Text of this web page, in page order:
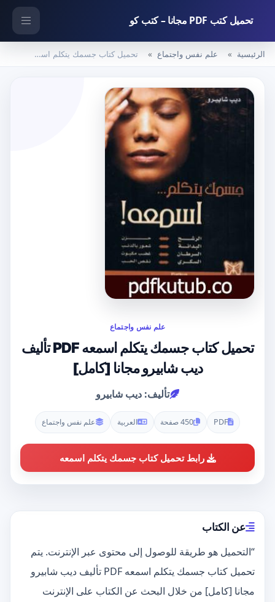
تحميل كتب PDF مجانا – كتب كو
الرئيسية علم نفس واجتماع تحميل كتاب جسمك يتكلم اسمعه PDF تأليف ديب شابيرو مجانا [كامل]
علم نفس واجتماع
تحميل كتاب جسمك يتكلم اسمعه PDF تأليف
ديب شابيرو مجانا [كامل]
تأليف: ديب شابيرو
PDF 450 صفحة العربية علم نفس واجتماع
رابط تحميل كتاب جسمك يتكلم اسمعه
عن الكتاب
“التحميل هو طريقة للوصول إلى محتوى عبر الإنترنت. يتم
تحميل كتاب جسمك يتكلم اسمعه PDF تأليف ديب شابيرو
مجانا [كامل] من خلال البحث عن الكتاب على الإنترنت